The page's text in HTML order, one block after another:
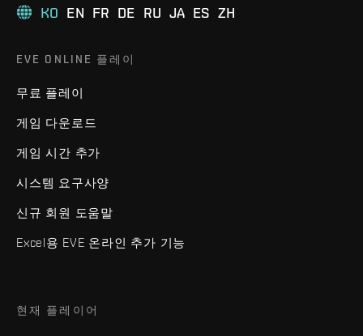
KO EN FR DE RU JA ES ZH
EVE ONLINE 플레이
무료 플레이
게임 다운로드
게임 시간 추가
시스템 요구사양
신규 회원 도움말
Excel용 EVE 온라인 추가 기능
현재 플레이어